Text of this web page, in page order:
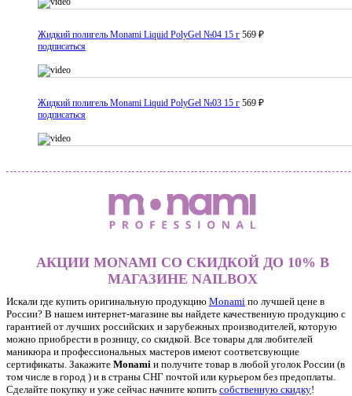
Жидкий полигель Monami Liquid PolyGel №04 15 г 569 ₽
подписаться
Жидкий полигель Monami Liquid PolyGel №03 15 г 569 ₽
подписаться
АКЦИИ MONAMI СО СКИДКОЙ ДО 10% В
МАГАЗИНЕ NAILBOX
Искали где купить оригинальную продукцию Monami по лучшей цене в
России? В нашем интернет-магазине вы найдете качественную продукцию с
гарантией от лучших российских и зарубежных производителей, которую
можно приобрести в розницу, со скидкой. Все товары для любителей
маникюра и профессиональных мастеров имеют соответсвующие
сертификаты. Закажите Monami и получите товар в любой уголок России (в
том числе в город ) и в страны СНГ почтой или курьером без предоплаты.
Сделайте покупку и уже сейчас начните копить собственную скидку!